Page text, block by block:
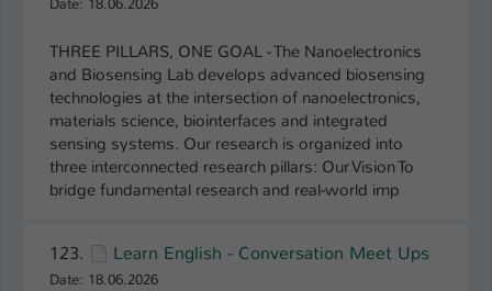
Date: 18.06.2026
THREE PILLARS, ONE GOAL - The Nanoelectronics
and Biosensing Lab develops advanced biosensing
technologies at the intersection of nanoelectronics,
materials science, biointerfaces and integrated
sensing systems. Our research is organized into
three interconnected research pillars: Our Vision To
bridge fundamental research and real-world imp
123. Learn English - Conversation Meet Ups
Date: 18.06.2026
Zweck
Einstellungen. Unter anderem eine zufällig
Speicherung Ihrer vorgenommen
Einstellungen, falls der Webseiten-
Betreiber dies eingestellt hat.
Name fe_typo_user / PHPSESSID
1 Woche